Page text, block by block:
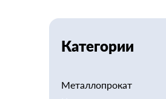
Категории
Металлопрокат